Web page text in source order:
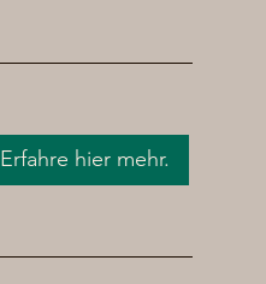
Erfahre hier mehr.